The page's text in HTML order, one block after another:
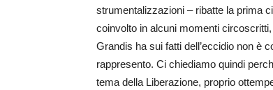
strumentalizzazioni – ribatte la prima
coinvolto in alcuni momenti
Grandis ha sui fatti dell’eccidio non è
rappresento. Ci chiediamo quindi
tema della Liberazione, proprio